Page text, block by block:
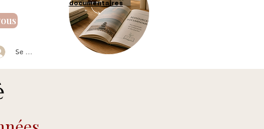
Se connecter
documentaires